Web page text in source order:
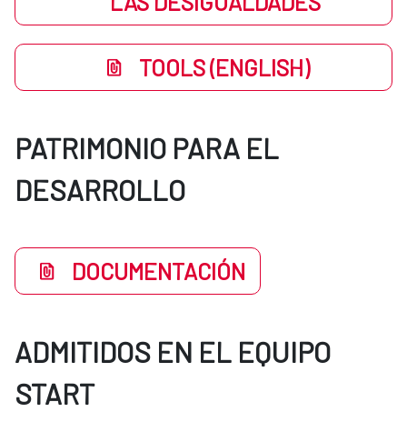
TOOLS (ENGLISH)
PATRIMONIO PARA EL
DESARROLLO
DOCUMENTACIÓN
ADMITIDOS EN EL EQUIPO
START